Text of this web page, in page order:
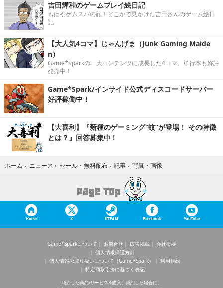
吉田輝和のゲームプレイ絵日記
もはやゲムスパの顔！どこかで見かけた吉田さんのゲーム絵日
記
【大人気4コマ】じゃんげま（Junk Gaming Maide
n）
Game*Sparkの一大コンテンツに成長した4コマ。単行本も好評
発売中！
Game*Spark/インサイド公式ディスコードサーバー
好評稼働中！
【大喜利】『新種のゲーミング“蚊”が登場！ その特徴
とは？』回答募集中！
ホーム › ニュース › セール・無料配布 › 記事 › 写真・画像
Home X STEAM Facebook YouTube
Game*Sparkについて お問合せ 広告掲載
会社概要
個人情報保護方針
個人情報の取り扱いについて（Game*Spark）
利用規約
特定商取引法に基づく表記
紹介した商品/サービスを購入、契約した場合に、